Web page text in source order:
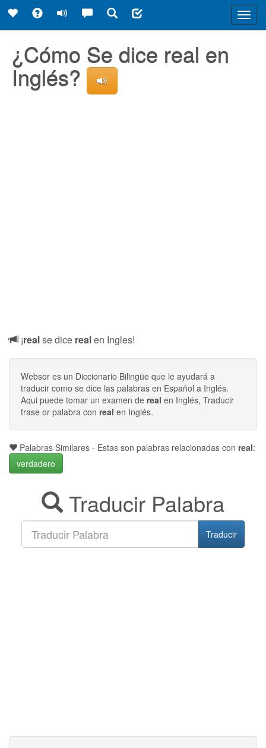
¿Cómo Se dice real en
Inglés?
¡realse dice realen Ingles!
Websor es un Diccionario Bilingüe que le ayudará a
traducir como se dice las palabras en Español a Inglés.
Aqui puede tomar un examen de real en Inglés, Traducir
frase or palabra con real en Inglés.
Palabras Similares - Estas son palabras relacionadas con real:
verdadero
Traducir Palabra
Traducir